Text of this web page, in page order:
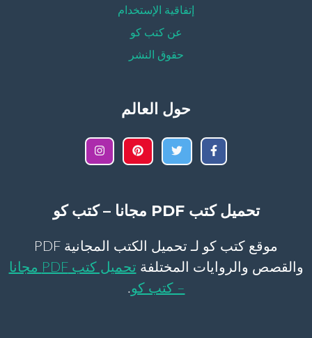
إتفاقية الإستخدام
عن كتب كو
حقوق النشر
حول العالم
تحميل كتب PDF مجانا – كتب كو
موقع كتب كو لـ تحميل الكتب المجانية PDF
والقصص والروايات المختلفة
تحميل كتب PDF مجانا
– كتب كو.